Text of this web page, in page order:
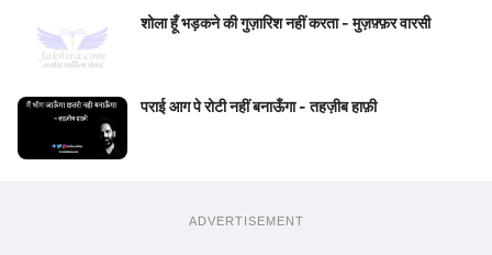
शोला हूँ भड़कने की गुज़ारिश नहीं करता - मुज़फ़्फ़र वारसी
पराई आग पे रोटी नहीं बनाऊँगा - तहज़ीब हाफ़ी
ADVERTISEMENT